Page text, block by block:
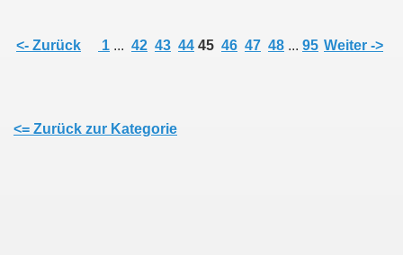
<- Zurück 1 ... 42 43 44 45 46 47 48 ... 95 Weiter ->
<= Zurück zur Kategorie